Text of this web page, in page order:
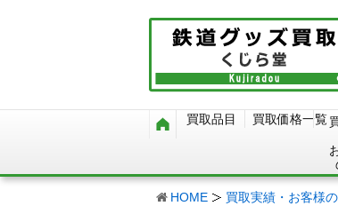
買取品目 買取価格一覧
HOME 買取実績・お客様